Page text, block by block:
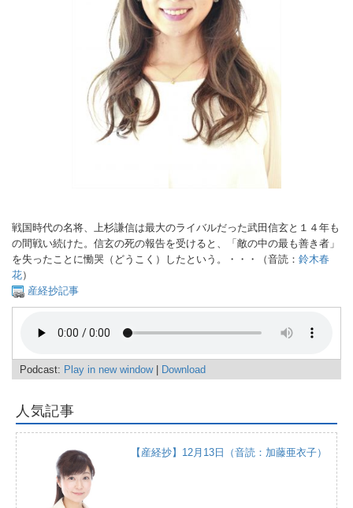
戦国時代の名将、上杉謙信は最大のライバルだった武田信玄と１４年も
の間戦い続けた。信玄の死の報告を受けると、「敵の中の最も善き者」
を失ったことに慟哭（どうこく）したという。・・・（音読： 鈴木春
花）
産経抄記事
Podcast: Play in new window| Download
人気記事
【産経抄】12月13日（音読：加藤亜衣子）